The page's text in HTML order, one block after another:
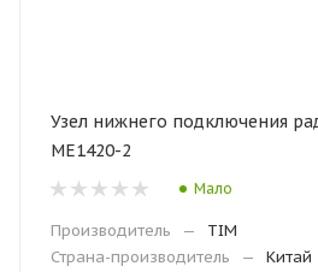
Узел нижнего подключения
ME1420-2
Мало
Производитель —
TIM
Страна-производитель
—
Китай